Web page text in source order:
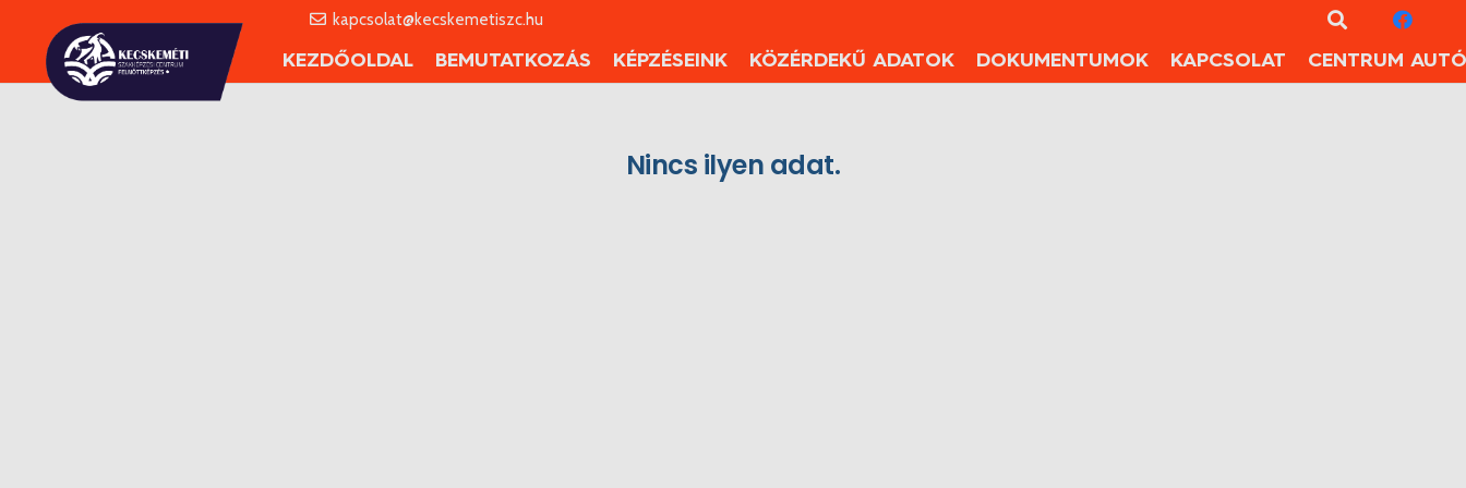
kapcsolat@kecskemetiszc.hu
KEZDŐOLDAL BEMUTATKOZÁS KÉPZÉSEINK KÖZÉRDEKŰ ADATOK DOKUMENTUMOK KAPCSOLAT CENTRUM
Nincs ilyen adat.